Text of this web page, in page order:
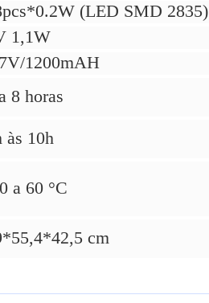
(LED SMD 2835)
1,1W
1200mAH
8 horas
às 10h
a 60 °C
cm